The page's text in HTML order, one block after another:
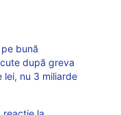
bună
după greva
lei, nu 3 miliarde